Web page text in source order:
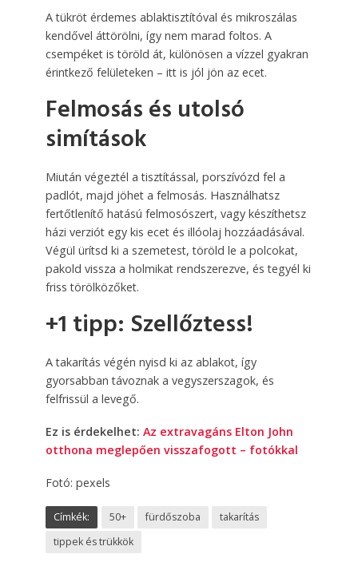
A tükröt érdemes ablaktisztítóval és mikroszálas
kendővel áttörölni, így nem marad foltos. A
csempéket is töröld át, különösen a vízzel gyakran
érintkező felületeken – itt is jól jön az ecet.
Felmosás és utolsó
simítások
Miután végeztél a tisztítással, porszívózd fel a
padlót, majd jöhet a felmosás. Használhatsz
fertőtlenítő hatású felmosószert, vagy készíthetsz
házi verziót egy kis ecet és illóolaj hozzáadásával.
Végül ürítsd ki a szemetest, töröld le a polcokat,
pakold vissza a holmikat rendszerezve, és tegyél ki
friss törölközőket.
+1 tipp: Szellőztess!
A takarítás végén nyisd ki az ablakot, így
gyorsabban távoznak a vegyszerszagok, és
felfrissül a levegő.
Ez is érdekelhet: Az extravagáns Elton John
otthona meglepően visszafogott – fotókkal
Fotó: pexels
Címkék: 50+ fürdőszoba
takarítás
tippek és trükkök